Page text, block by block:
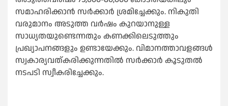
സമാഹരിക്കാന്‍ സര്‍ക്കാര്‍ ശ്രമിച്ചേക്കും. നികുതി
വരുമാനം അടുത്ത വര്‍ഷം കുറയാനുള്ള
സാധ്യതയുണ്ടെന്നതും കണക്കിലെടുത്തും
പ്രഖ്യാപനങ്ങളും ഉണ്ടായേക്കും. വിമാനത്താവളങ്ങള്‍
സ്വകാര്യവത്കരിക്കുന്നതില്‍ സര്‍ക്കാര്‍ കൂടുതല്‍
നടപടി സ്വീകരിച്ചേക്കും.